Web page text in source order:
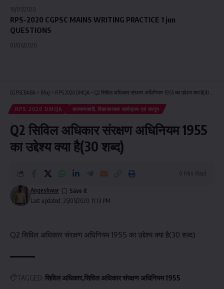
16/05/2020
RPS-2020 CGPSC MAINS WRITING PRACTICE 1 jun
QUESTIONS
01/06/2020
CGPSCBABA > Blog > RPS 2020 DMQA > Q2 सिविल अधिकार संरक्षण अधिनियम 1955 का उद्देश्य क्या है(30 शब्द)
RPS 2020 DMQA कल्याणकारी, विकासात्मक कार्यक्रम एवं कानून
Q2 सिविल अधिकार संरक्षण अधिनियम 1955
का उद्देश्य क्या है(30 शब्द)
Last updated: 25/05/2020 11:13 PM
Angeshwar
0 Min Read
Q2 सिविल अधिकार संरक्षण अधिनियम 1955 का उद्देश्य क्या है(30 शब्द)
TAGGED: सिविल अधिकार सिविल अधिकार संरक्षण अधिनियम 1955